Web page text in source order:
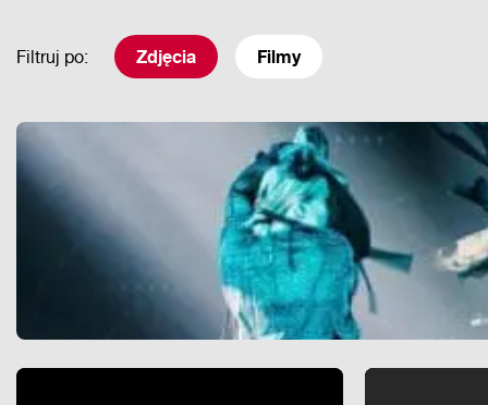
Filtruj po: Zdjęcia Filmy